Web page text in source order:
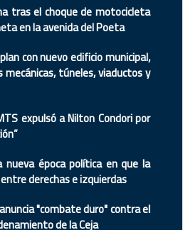
tras el choque de motocicleta
en la avenida del Poeta
con nuevo edificio municipal,
túneles, viaductos y
expulsó a Nilton Condori por
nueva época política en que la
derechas e izquierdas
"combate duro" contra el
de la Ceja